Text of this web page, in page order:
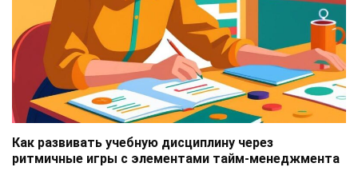
Как развивать учебную дисциплину через
ритмичные игры с элементами тайм-менеджмента